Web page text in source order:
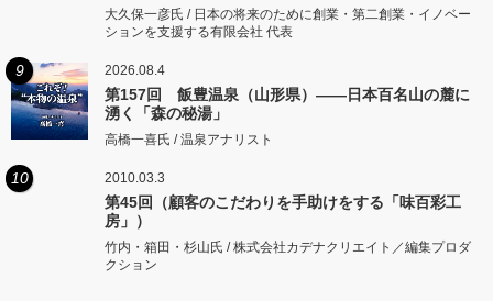
大久保一彦氏 / 日本の将来のために創業・第二創業・イノベー
ションを支援する有限会社 代表
9 2026.08.4
第157回 飯豊温泉（山形県）――日本百名山の麓に
湧く「森の秘湯」
高橋一喜氏 / 温泉アナリスト
10 2010.03.3
第45回（顧客のこだわりを手助けをする「味百彩工
房」）
竹内・箱田・杉山氏 / 株式会社カデナクリエイト／編集プロダ
クション